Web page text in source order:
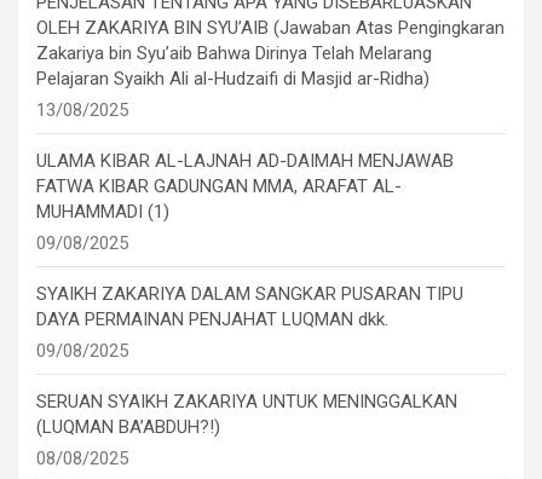
OLEH ZAKARIYA BIN SYU’AIB (Jawaban Atas Pengingkaran
Zakariya bin Syu’aib Bahwa Dirinya Telah Melarang
Pelajaran Syaikh Ali al-Hudzaifi di Masjid ar-Ridha)
13/08/2025
ULAMA KIBAR AL-LAJNAH AD-DAIMAH MENJAWAB
FATWA KIBAR GADUNGAN MMA, ARAFAT AL-
MUHAMMADI (1)
09/08/2025
SYAIKH ZAKARIYA DALAM SANGKAR PUSARAN TIPU
DAYA PERMAINAN PENJAHAT LUQMAN dkk.
09/08/2025
SERUAN SYAIKH ZAKARIYA UNTUK MENINGGALKAN
(LUQMAN BA’ABDUH?!)
08/08/2025